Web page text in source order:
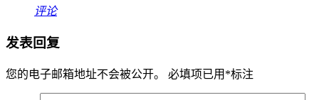
评论
发表回复
您的电子邮箱地址不会被公开。 必填项已用 *标注